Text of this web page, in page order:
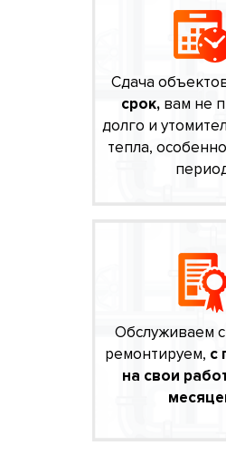
Сдача
срок, вам не
долго и
тепла,
Обслуживаем
ремонтируем, с
на свои